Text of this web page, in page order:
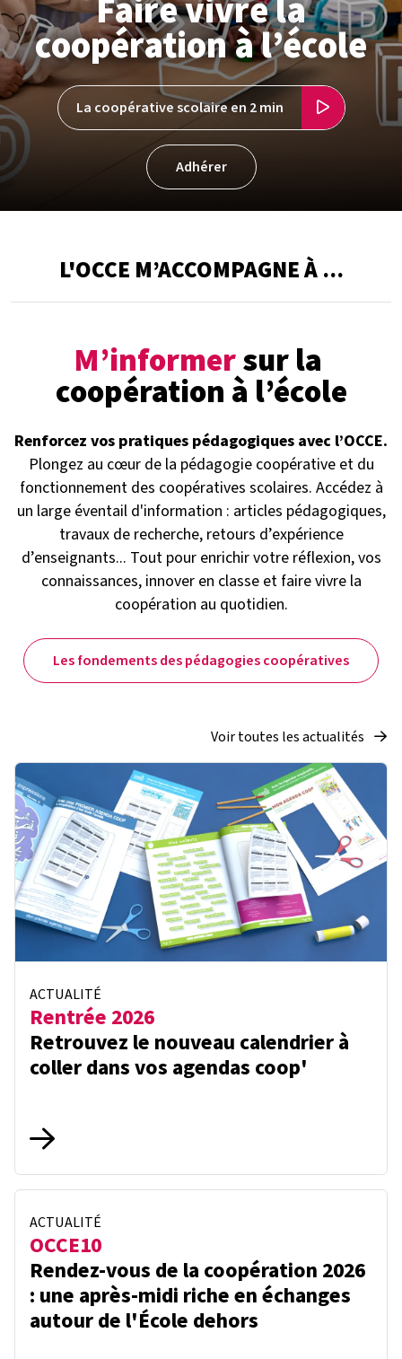
Faire vivre la
coopération à l’école
La coopérative scolaire en 2 min
Adhérer
L'OCCE M’ACCOMPAGNE À ...
M’informersur la
coopération à l’école
Renforcez vos pratiques pédagogiques avec l’OCCE.
Plongez au cœur de la pédagogie coopérative et du
fonctionnement des coopératives scolaires. Accédez à
un large éventail d'information : articles pédagogiques,
travaux de recherche, retours d’expérience
d’enseignants... Tout pour enrichir votre réflexion, vos
connaissances, innover en classe et faire vivre la
coopération au quotidien.
Les fondements des pédagogies coopératives
Voir toutes les actualités
ACTUALITÉ
Rentrée 2026
Retrouvez le nouveau calendrier à
coller dans vos agendas coop'
ACTUALITÉ
OCCE10
Rendez-vous de la coopération 2026
: une après-midi riche en échanges
autour de l'École dehors